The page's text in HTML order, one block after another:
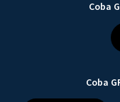
Coba
Coba